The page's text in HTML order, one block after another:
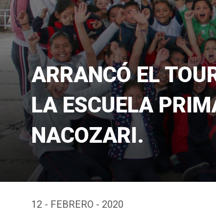
ARRANCÓ EL
LA ESCUELA
NACOZARI.
12 - FEBRERO - 2020